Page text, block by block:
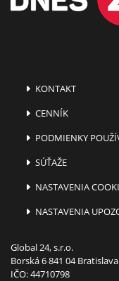
KONTAKT
CENNÍK
PODMIENKY
SÚŤAŽE
NASTAVENIA
NASTAVENIA
Global 24, s.r.o.
Borská 6 841 04
IČO: 44710798